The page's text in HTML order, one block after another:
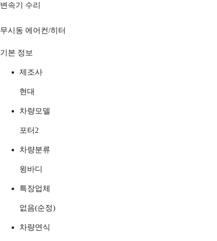
변속기 수리
무시동 에어컨/히터
기본 정보
제조사
현대
차량모델
포터2
차량분류
윙바디
특장업체
없음(순정)
차량연식